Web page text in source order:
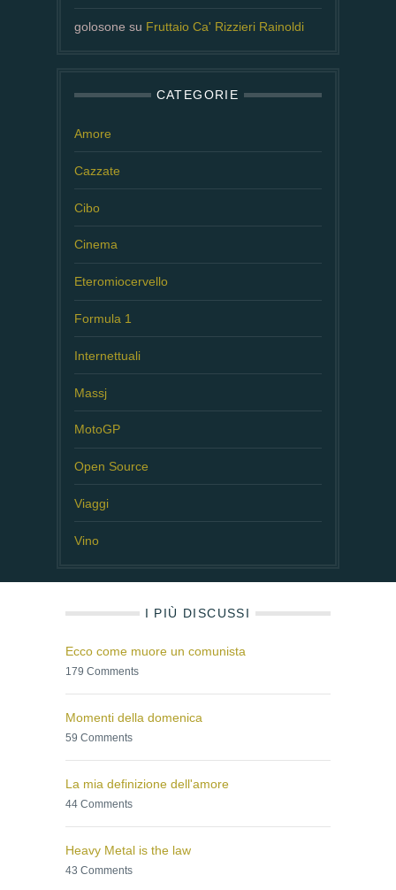
golosone su Fruttaio Ca' Rizzieri Rainoldi
CATEGORIE
Amore
Cazzate
Cibo
Cinema
Eteromiocervello
Formula 1
Internettuali
Massj
MotoGP
Open Source
Viaggi
Vino
I PIÙ DISCUSSI
Ecco come muore un comunista
179 Comments
Momenti della domenica
59 Comments
La mia definizione dell'amore
44 Comments
Heavy Metal is the law
43 Comments